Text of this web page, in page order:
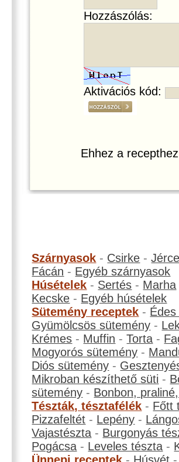
Hozzászólás:
Aktivációs kód:
Ehhez a
Szárnyasok - Csirke -
Fácán - Egyéb szárnyasok
Húsételek - Sertés - Marha
Kecske - Egyéb húsételek
Sütemény receptek -
Gyümölcsös sütemény -
Krémes - Muffin -Torta -
Mogyorós sütemény -
Diós sütemény -
Mikroban készíthető süti -
sütemény - Bonbon,
Tészták, tésztafélék - Főtt
Pizzafeltét - Lepény -
Vajastészta - Burgonyás
Pogácsa - Leveles tészta -